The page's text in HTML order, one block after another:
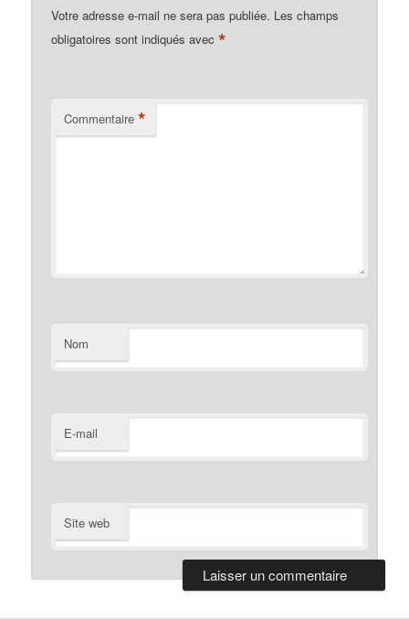
Votre adresse e-mail ne sera pas publiée. Les champs
obligatoires sont indiqués avec*
Commentaire *
Nom
E-mail
Site web